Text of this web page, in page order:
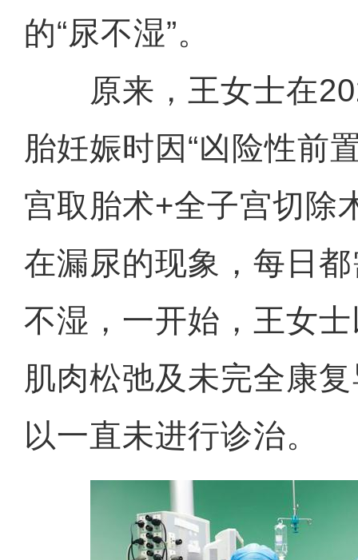
的“尿不湿”。
原来，王女士在
胎妊娠时因“凶险性前
宫取胎术+全子宫切除
在漏尿的现象，每日
不湿，一开始，王女
肌肉松弛及未完全康
以一直未进行诊治。